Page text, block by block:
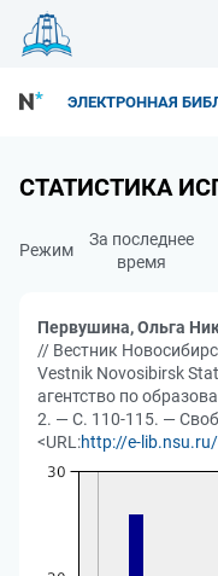
ЭЛЕКТРОННАЯ
СТАТИСТИКА
Режим
За последнее
время
Первушина, Ольга
// Вестник
Vestnik Novosibirsk
агентство по
2. — С. 110-115. —
<URL:http://e-